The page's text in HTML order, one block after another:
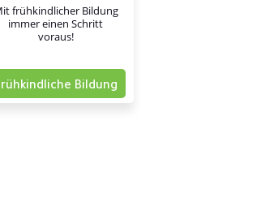
frühkindlicher Bildung
immer einen Schritt
voraus!
Bildung